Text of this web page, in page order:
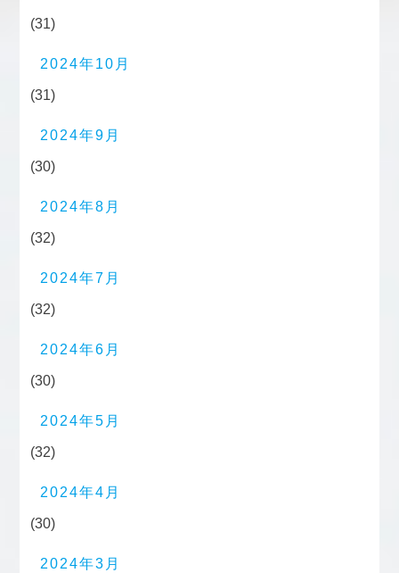
(31)
2024年10月
(31)
2024年9月
(30)
2024年8月
(32)
2024年7月
(32)
2024年6月
(30)
2024年5月
(32)
2024年4月
(30)
2024年3月